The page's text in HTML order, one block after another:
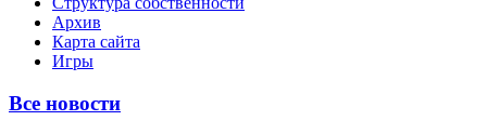
Архив
Карта сайта
Игры
Все новости